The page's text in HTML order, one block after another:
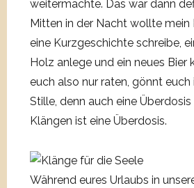
weitermachte. Das war dann
Mitten in der Nacht wollte mein
eine Kurzgeschichte schreibe,
Holz anlege und ein neues Bier
euch also nur raten, gönnt
Stille, denn auch eine
Klängen ist eine Überdosis.
Während eures Urlaubs in